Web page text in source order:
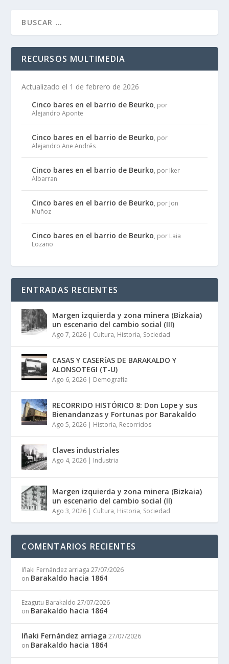
RECURSOS MULTIMEDIA
Actualizado el 1 de febrero de 2026
Cinco bares en el barrio de Beurko, por
Alejandro Aponte
Cinco bares en el barrio de Beurko, por
Alejandro Ane Andrés
Cinco bares en el barrio de Beurko, por Iker
Albarran
Cinco bares en el barrio de Beurko, por Jon
Muñoz
Cinco bares en el barrio de Beurko, por Laia
Lozano
ENTRADAS RECIENTES
Margen izquierda y zona minera (Bizkaia)
un escenario del cambio social (III)
Ago 7, 2026 | Cultura, Historia, Sociedad
CASAS Y CASERíAS DE BARAKALDO Y
ALONSOTEGI (T-U)
Ago 6, 2026 | Demografía
RECORRIDO HISTÓRICO 8: Don Lope y sus
Bienandanzas y Fortunas por Barakaldo
Ago 5, 2026 | Historia, Recorridos
Claves industriales
Ago 4, 2026 | Industria
Margen izquierda y zona minera (Bizkaia)
un escenario del cambio social (II)
Ago 3, 2026 | Cultura, Historia, Sociedad
COMENTARIOS RECIENTES
Iñaki Fernández arriaga 27/07/2026
on Barakaldo hacia 1864
Ezagutu Barakaldo 27/07/2026
on Barakaldo hacia 1864
Iñaki Fernández arriaga 27/07/2026
on Barakaldo hacia 1864